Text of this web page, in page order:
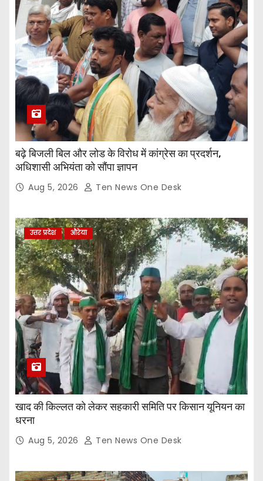
बढ़े बिजली बिल और लोड के विरोध में कांग्रेस का प्रदर्शन,
अधिशासी अभियंता को सौंपा ज्ञापन
Aug 5, 2026 Ten News One Desk
उत्तर प्रदेश औरेया
खाद की किल्लत को लेकर सहकारी समिति पर किसान यूनियन का
धरना
Aug 5, 2026 Ten News One Desk